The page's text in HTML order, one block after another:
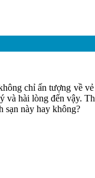
chỉ ấn tượng về
và hài lòng đến vậy.
sạn này hay không?